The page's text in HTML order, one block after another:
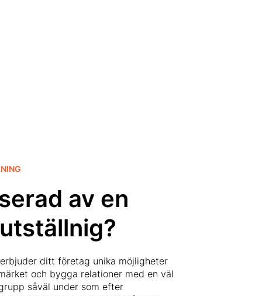
av en
ditt företag unika möjligheter
och bygga relationer med en väl
såväl under som efter